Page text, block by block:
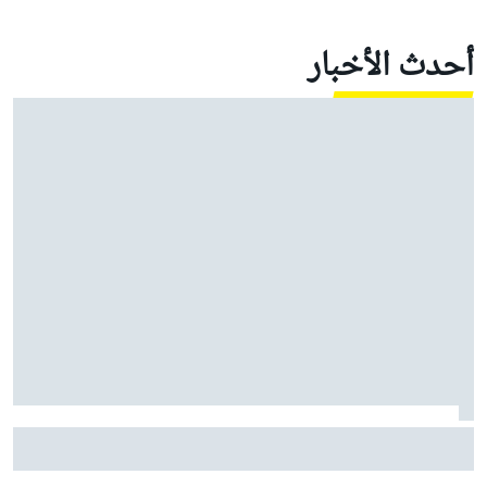
أحدث الأخبار
موتو جي بي: مارتين يقود أبريليا إلى ثلاثية في السباق